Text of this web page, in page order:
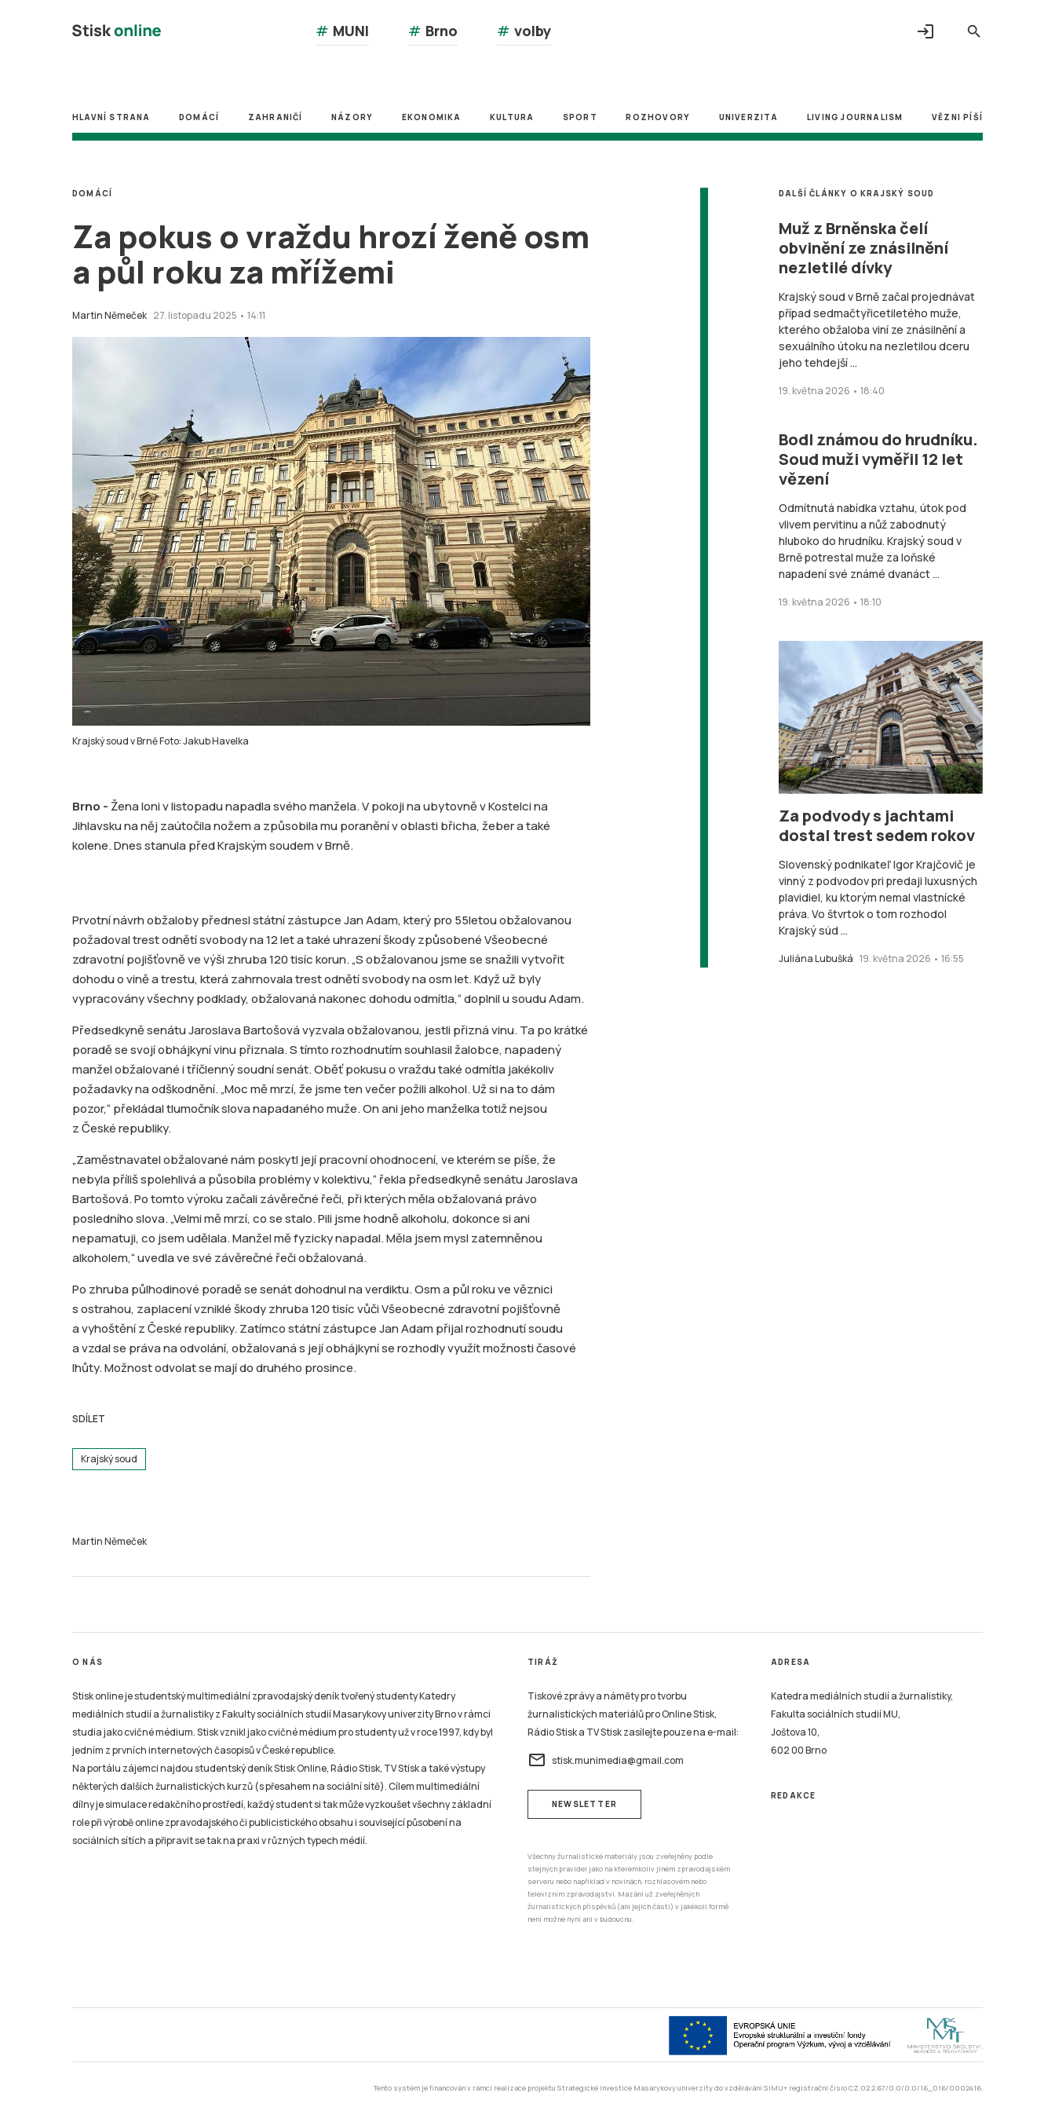
search
# MUNI # Brno # volby login
HLAVNÍ STRANA DOMÁCÍ ZAHRANIČÍ NÁZORY EKONOMIKA KULTURA SPORT ROZHOVORY UNIVERZITA LIVING JOURNALISM VĚZNI PÍŠÍ
Za pokus o vraždu hrozí ženě osm
a půl roku za mřížemi
Martin Němeček 27. listopadu 2025 • 14:11
DOMÁCÍ
Krajský soud v Brně Foto: Jakub Havelka
Brno - Žena loni v listopadu napadla svého manžela. V pokoji na ubytovně v Kostelci na
Jihlavsku na něj zaútočila nožem a způsobila mu poranění v oblasti břicha, žeber a také
kolene. Dnes stanula před Krajským soudem v Brně.
Prvotní návrh obžaloby přednesl státní zástupce Jan Adam, který pro 55letou obžalovanou
požadoval trest odnětí svobody na 12 let a také uhrazení škody způsobené Všeobecné
zdravotní pojišťovně ve výši zhruba 120 tisíc korun. „S obžalovanou jsme se snažili vytvořit
dohodu o vině a trestu, která zahrnovala trest odnětí svobody na osm let. Když už byly
vypracovány všechny podklady, obžalovaná nakonec dohodu odmítla,“ doplnil u soudu Adam.
Předsedkyně senátu Jaroslava Bartošová vyzvala obžalovanou, jestli přizná vinu. Ta po krátké
poradě se svojí obhájkyní vinu přiznala. S tímto rozhodnutím souhlasil žalobce, napadený
manžel obžalované i tříčlenný soudní senát. Oběť pokusu o vraždu také odmítla jakékoliv
požadavky na odškodnění. „Moc mě mrzí, že jsme ten večer požili alkohol. Už si na to dám
pozor,“ překládal tlumočník slova napadaného muže. On ani jeho manželka totiž nejsou
z České republiky.
„Zaměstnavatel obžalované nám poskytl její pracovní ohodnocení, ve kterém se píše, že
nebyla příliš spolehlivá a působila problémy v kolektivu,“ řekla předsedkyně senátu Jaroslava
Bartošová. Po tomto výroku začali závěrečné řeči, při kterých měla obžalovaná právo
posledního slova. „Velmi mě mrzí, co se stalo. Pili jsme hodně alkoholu, dokonce si ani
nepamatuji, co jsem udělala. Manžel mě fyzicky napadal. Měla jsem mysl zatemněnou
alkoholem,“ uvedla ve své závěrečné řeči obžalovaná.
Po zhruba půlhodinové poradě se senát dohodnul na verdiktu. Osm a půl roku ve věznici
s ostrahou, zaplacení vzniklé škody zhruba 120 tisíc vůči Všeobecné zdravotní pojišťovně
a vyhoštění z České republiky. Zatímco státní zástupce Jan Adam přijal rozhodnutí soudu
a vzdal se práva na odvolání, obžalovaná s její obhájkyní se rozhodly využít možnosti časové
lhůty. Možnost odvolat se mají do druhého prosince.
SDÍLET
Krajský soud
Martin Němeček
DALŠÍ ČLÁNKY O KRAJSKÝ SOUD
Muž z Brněnska čelí
obvinění ze znásilnění
nezletilé dívky
Krajský soud v Brně začal projednávat
případ sedmačtyřicetiletého muže,
kterého obžaloba viní ze znásilnění a
sexuálního útoku na nezletilou dceru
jeho tehdejší ...
19. května 2026 • 18:40
Bodl známou do hrudníku.
Soud muži vyměřil 12 let
vězení
Odmítnutá nabídka vztahu, útok pod
vlivem pervitinu a nůž zabodnutý
hluboko do hrudníku. Krajský soud v
Brně potrestal muže za loňské
napadení své známé dvanáct ...
19. května 2026 • 18:10
Za podvody s jachtami
dostal trest sedem rokov
Slovenský podnikateľ Igor Krajčovič je
vinný z podvodov pri predaji luxusných
plavidiel, ku ktorým nemal vlastnícké
práva. Vo štvrtok o tom rozhodol
Krajský súd ...
Juliána Lubušká 19. května 2026 • 16:55
O NÁS
Stisk online je studentský multimediální zpravodajský deník tvořený studenty Katedry
mediálních studií a žurnalistiky z Fakulty sociálních studií Masarykovy univerzity Brno v rámci
studia jako cvičné médium. Stisk vznikl jako cvičné médium pro studenty už v roce 1997, kdy byl
jedním z prvních internetových časopisů v České republice.
Na portálu zájemci najdou studentský deník Stisk Online, Rádio Stisk, TV Stisk a také výstupy
některých dalších žurnalistických kurzů (s přesahem na sociální sítě). Cílem multimediální
dílny je simulace redakčního prostředí, každý student si tak může vyzkoušet všechny základní
role při výrobě online zpravodajského či publicistického obsahu i související působení na
sociálních sítích a připravit se tak na praxi v různých typech médií.
TIRÁŽ
Tiskové zprávy a náměty pro tvorbu
žurnalistických materiálů pro Online Stisk,
Rádio Stisk a TV Stisk zasílejte pouze na e-mail:
email stisk.munimedia@gmail.com
NEWSLETTER
Všechny žurnalistické materiály jsou zveřejněny podle
stejných pravidel jako na kterémkoliv jiném zpravodajském
serveru nebo například v novinách, rozhlasovém nebo
televizním zpravodajství. Mazání už zveřejněných
žurnalistických příspěvků (ani jejich částí) v jakékoli formě
není možné nyní ani v budoucnu.
ADRESA
Katedra mediálních studií a žurnalistiky,
Fakulta sociálních studií MU,
Joštova 10,
602 00 Brno
REDAKCE
Tento systém je financován v rámci realizace projektu Strategické investice Masarykovy univerzity do vzdělávání SIMU+ registrační číslo CZ.02.2.67/0.0/0.0/16_016/0002416.